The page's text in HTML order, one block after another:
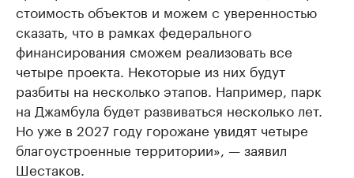
стоимость объектов и можем с уверенностью
сказать, что в рамках федерального
финансирования сможем реализовать все
четыре проекта. Некоторые из них будут
разбиты на несколько этапов. Например, парк
на Джамбула будет развиваться несколько лет.
Но уже в 2027 году горожане увидят четыре
благоустроенные территории», — заявил
Шестаков.